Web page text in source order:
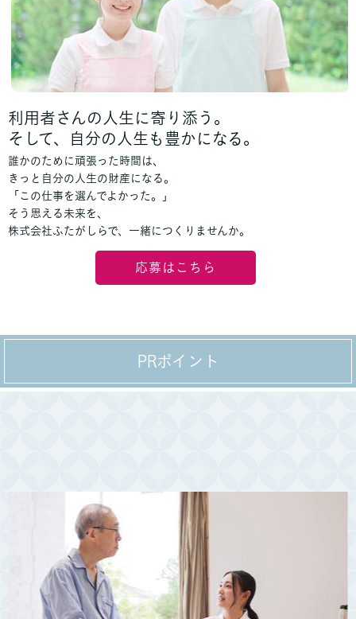
利用者さんの人生に寄り添う。
そして、自分の人生も豊かになる。
誰かのために頑張った時間は、
きっと自分の人生の財産になる。
「この仕事を選んでよかった。」
そう思える未来を、
株式会社ふたがしらで、一緒につくりませんか。
応募はこちら
PRポイント